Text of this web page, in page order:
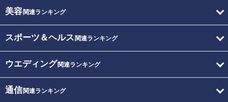
美容関連ランキング
スポーツ＆ヘルス 関連ランキング
ウエディング関連ランキング
通信関連ランキング